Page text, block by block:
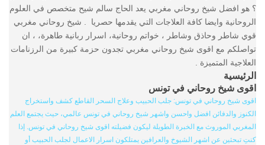
؟ هو افضل شيخ روحاني مغربي يعد الحاج سالم شيح متخصص في العلوم
الروحانية وايضا كافة العلاجات التي يقدمها حصريا . شيخ روحاني مغربي
قوي شاطر وحاذق وشاطر ، خواتم روحانية، اسرار ربانية طاهرة، ، ان
تواصلكم مع اقوى شيخ روحاني مغربي تجدون حزمة كبيرة من الرزنامات
العلاجية المتميزة .
الرئيسية
اقوى شيخ روحاني في تونس
اقوى شيخ روحاني في تونس: جلب الحبيب وعلاج السحر القاطع كشف واستخراج
الكنوز والدفائن افضل واحسن واشهر شيخ روحاني في تونس عالمي، حيث يجتمع العلم
المغربي الموروث مع الخبرة الطويلة ليكون فضيلته اقوى شيخ روحاني في تونس. إذا
كنتِ تبحثين عن اشهر الشيوخ والعرافين يمتلكون اسرار الاعمال لجلب الحبيب أو